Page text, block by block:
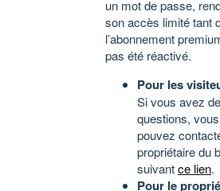
un mot de passe,
son accès limité tant
l’abonnement
pas été réactivé.
Pour les
Si vous avez
questions, vous
pouvez
propriétaire du
suivantce lien.
Pour le